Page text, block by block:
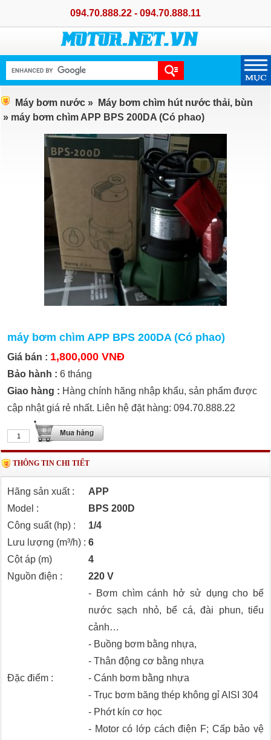
094.70.888.22 - 094.70.888.11
Máy bơm nước »
Máy bơm chìm hút nước thải, bùn
» máy bơm chìm APP BPS 200DA (Có phao)
máy bơm chìm APP BPS 200DA (Có phao)
Giá bán : 1,800,000 VNĐ
Bảo hành : 6 tháng
Giao hàng : Hàng chính hãng nhập khẩu, sản phẩm được
cập nhật giá rẻ nhất. Liên hệ đặt hàng: 094.70.888.22
THÔNG TIN CHI TIẾT
Hãng sản xuất :
APP
Model :
BPS 200D
Công suất (hp) :
1/4
Lưu lượng (m³/h) : 6
Cột áp (m)
4
Nguồn điện :
220 V
Đặc điểm :
- Bơm chìm cánh hở sử dụng cho bể
nước sạch nhỏ, bể cá, đài phun, tiểu
cảnh…
- Buồng bơm bằng nhựa,
- Thân động cơ bằng nhựa
- Cánh bơm bằng nhựa
- Trục bơm băng thép không gỉ AISI 304
- Phớt kín cơ học
- Motor có lớp cách điện F; Cấp bảo vệ